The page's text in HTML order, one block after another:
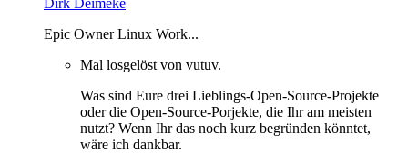
Epic Owner Linux Work...
Mal losgelöst von vutuv.
Was sind Eure drei Lieblings-Open-Source-Projekte
oder die Open-Source-Porjekte, die Ihr am meisten
nutzt? Wenn Ihr das noch kurz begründen könntet,
wäre ich dankbar.